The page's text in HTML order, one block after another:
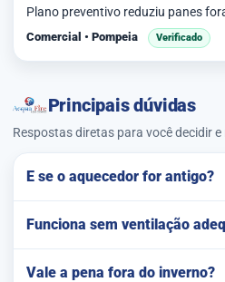
Plano preventivo reduziu panes
Comercial • Pompeia Verificado
Principais dúvidas
Respostas diretas para você decidir e
E se o aquecedor for antigo?
Funciona sem ventilação
Vale a pena fora do inverno?